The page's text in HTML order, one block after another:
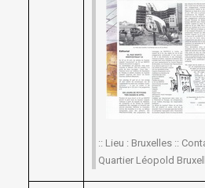
:: Lieu : Bruxelles ::
Quartier Léopold